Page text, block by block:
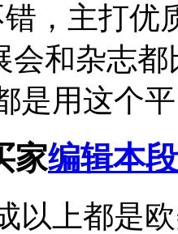
，主打优
会和杂志都
是用这个
家编辑本段
以上都是